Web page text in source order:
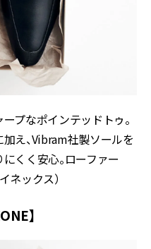
プなポインテッドトゥ。
え、Vibram社製ソールを
くく安心。ローファー
ネックス）
】